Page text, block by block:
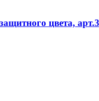
цвета,